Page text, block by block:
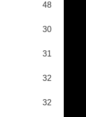
48
30
31
32
32